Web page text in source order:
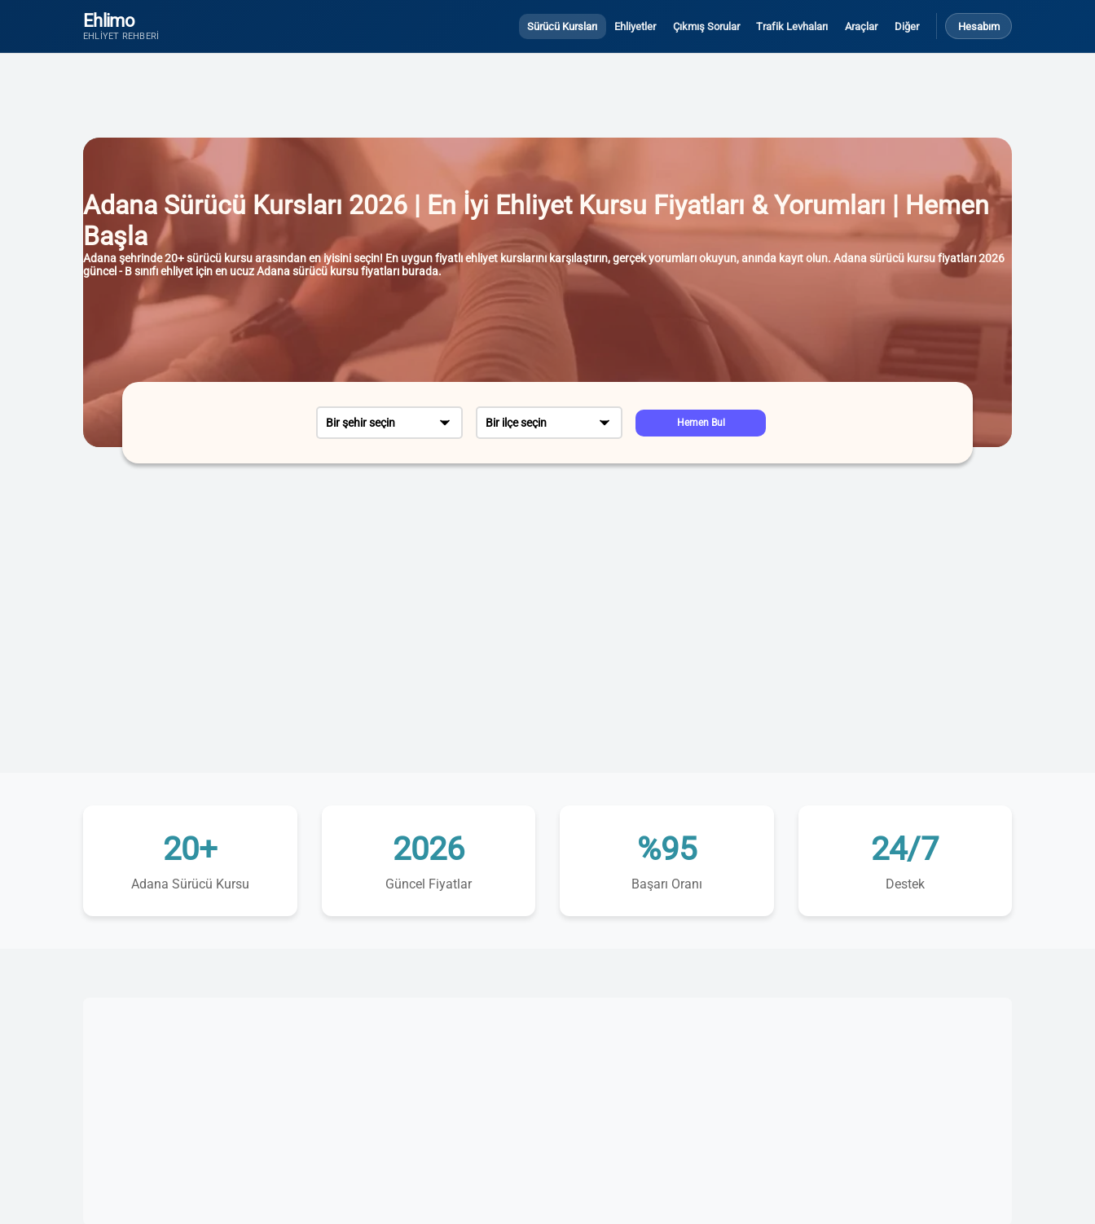
Ehlimo
EHLIYET REHBERI
Sürücü Kursları Ehliyetler Çıkmış Sorular Trafik Levhaları Araçlar Diğer Hesabım
Adana Sürücü Kursları 2026 | En İyi Ehliyet Kursu Fiyatları & Yorumları | Hemen
Başla
Adana şehrinde 20+ sürücü kursu arasından en iyisini seçin! En uygun fiyatlı ehliyet kurslarını karşılaştırın, gerçek yorumları okuyun, anında kayıt olun. Adana sürücü kursu fiyatları 2026
güncel - B sınıfı ehliyet için en ucuz Adana sürücü kursu fiyatları burada.
Bir şehir seçin Bir ilçe seçin Hemen Bul
20+
Adana Sürücü Kursu
2026
Güncel Fiyatlar
%95
Başarı Oranı
24/7
Destek